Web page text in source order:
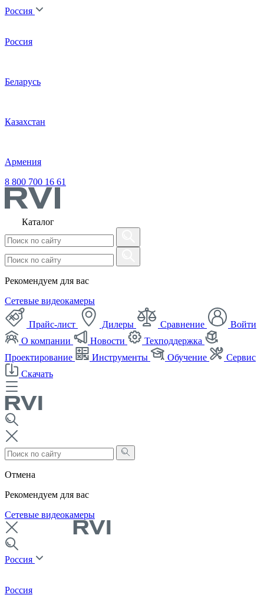
Россия
Россия
Беларусь
Казахстан
Армения
8 800 700 16 61
Каталог
Рекомендуем для вас
Сетевые видеокамеры
Прайс-лист Дилеры Сравнение
Войти
О компании
Новости
Техподдержка
Проектирование
Инструменты Обучение
Сервис
Скачать
Отмена
Рекомендуем для вас
Сетевые видеокамеры
Россия
Россия